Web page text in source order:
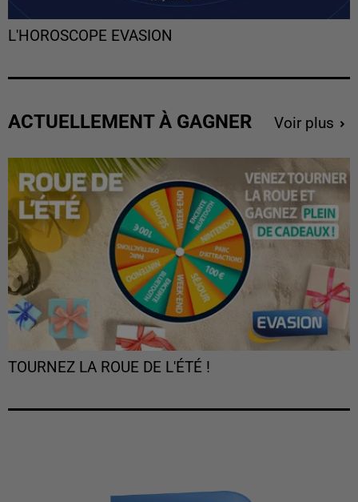
L'HOROSCOPE EVASION
ACTUELLEMENT À GAGNER Voir plus
TOURNEZ LA ROUE DE L'ÉTÉ !